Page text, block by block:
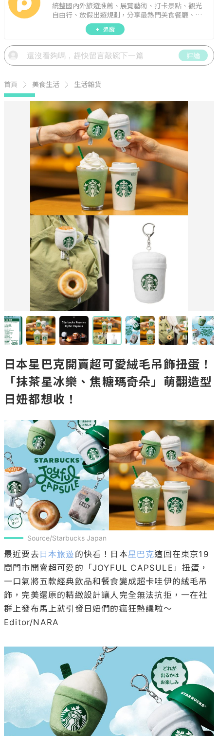
統整國內外旅遊推薦、展覽藝術、打卡景點、觀光
自由行、放假出遊規劃，分享最熱門美食餐廳、約
會聚餐、人氣甜點、速食手搖飲、3C科技、心理測
驗、星座運勢、生活雜貨、吃喝玩樂實用資訊。
追蹤
評論
首頁 美食生活 生活雜貨
日本星巴克開賣超可愛絨毛吊飾扭蛋！
「抹茶星冰樂、焦糖瑪奇朵」萌翻造型
日妞都想收！
Source/Starbucks Japan
最近要去日本旅遊 的快看！日本星巴克這回在東京19
間門市開賣超可愛的「JOYFUL CAPSULE」扭蛋，
一口氣將五款經典飲品和餐食變成超卡哇伊的絨毛吊
飾，完美還原的精緻設計讓人完全無法抗拒，一在社
群上發布馬上就引發日妞們的瘋狂熱議啦～
Editor/NARA